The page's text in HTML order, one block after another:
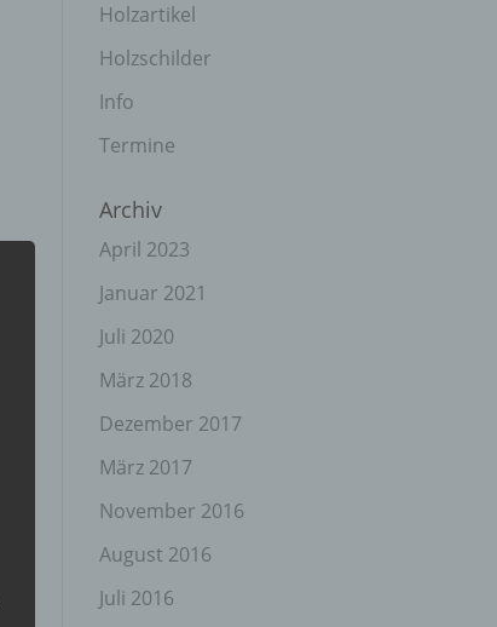
Holzartikel
Holzschilder
Info
Termine
Archiv
April 2023
Januar 2021
Juli 2020
März 2018
Dezember 2017
März 2017
November 2016
August 2016
Juli 2016